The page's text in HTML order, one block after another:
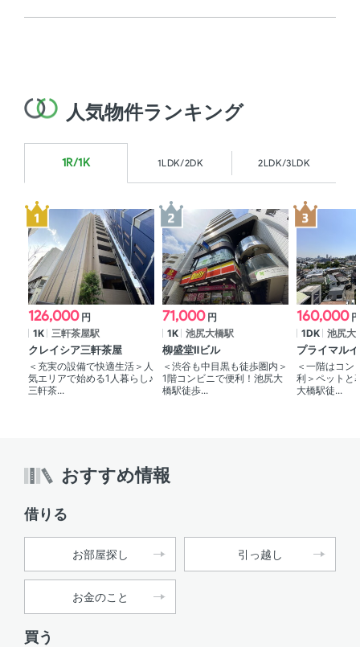
人気物件ランキング
1R/1K 1LDK/2DK 2LDK/3LDK
126,000 円
1K 三軒茶屋駅
クレイシア三軒茶屋
＜充実の設備で快適生活＞人
気エリアで始める1人暮らし♪
三軒茶...
71,000 円
1K
池尻大橋駅
柳盛堂Ⅱビル
＜渋谷も中目黒も徒歩圏内＞
1階コンビニで便利！池尻大
橋駅徒歩...
160,000 円
1DK
池尻大
プライマル
＜一階はコン
利＞ペットと
大橋駅徒...
おすすめ情報
借りる
お部屋探し 引っ越し
お金のこと
買う